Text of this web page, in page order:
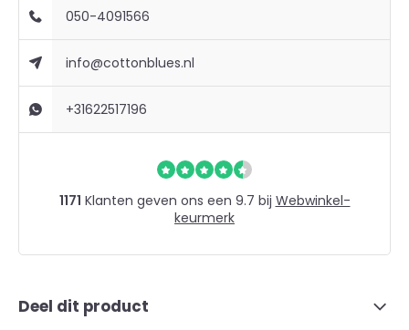
050-4091566
info@cottonblues.nl
+31622517196
1171 Klanten geven ons een 9.7 bij Webwinkel-
keurmerk
Deel dit product